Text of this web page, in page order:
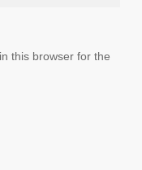
this browser for the